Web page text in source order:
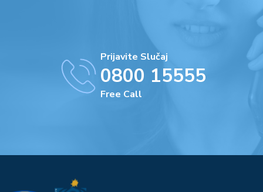
Prijavite Slučaj
0800 15555
Free Call